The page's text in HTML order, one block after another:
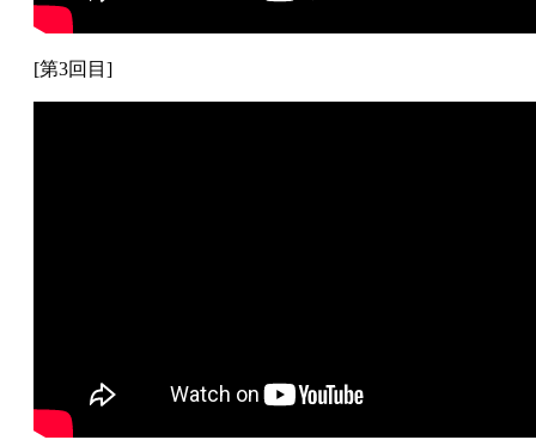
[第3回目]